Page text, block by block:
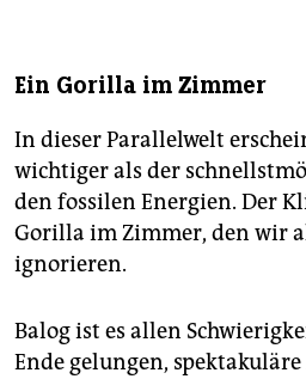
Ein Gorilla im Zimmer
In dieser Parallelwelt
wichtiger als der
den fossilen Energien. Der
Gorilla im Zimmer, den wir
ignorieren.
Balog ist es allen
Ende gelungen,